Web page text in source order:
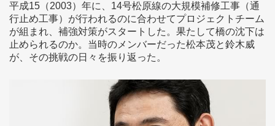
平成15（2003）年に、14号松原線の大規模補修工事（通
行止め工事）が行われるのに合わせてプロジェクトチーム
が組まれ、補強対策がスタートした。果たして橋の沈下は
止められるのか。当時のメンバーだった松本茂と鈴木威
が、その挑戦の日々を振り返った。